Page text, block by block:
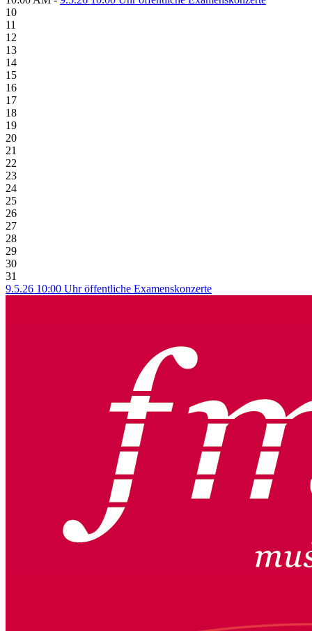
10
11
12
13
14
15
16
17
18
19
20
21
22
23
24
25
26
27
28
29
30
31
9.5.26 10:00 Uhr öffentliche Examenskonzerte